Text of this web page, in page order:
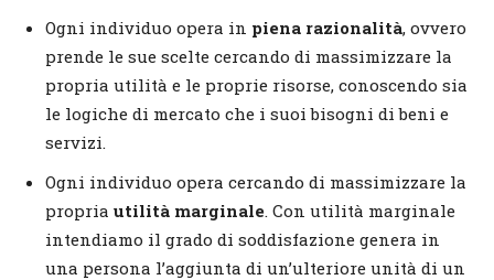
Ogni individuo opera in piena razionalità, ovvero
prende le sue scelte cercando di massimizzare la
propria utilità e le proprie risorse, conoscendo sia
le logiche di mercato che i suoi bisogni di beni e
servizi.
Ogni individuo opera cercando di massimizzare la
propria utilità marginale. Con utilità marginale
intendiamo il grado di soddisfazione genera in
una persona l’aggiunta di un’ulteriore unità di un